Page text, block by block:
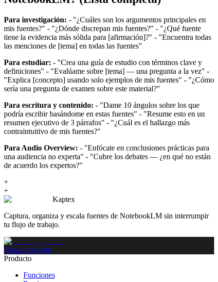
Para investigación: - "¿Cuáles son los argumentos principales en
mis fuentes?" - "¿Dónde discrepan mis fuentes?" - "¿Qué fuente
tiene la evidencia más sólida para [afirmación]?" - "Encuentra todas
las menciones de [tema] en todas las fuentes"
Para estudiar: - "Crea una guía de estudio con términos clave y
definiciones" - "Evalúame sobre [tema] — una pregunta a la vez" -
"Explica [concepto] usando solo ejemplos de mis fuentes" - "¿Cómo
sería una pregunta de examen sobre este material?"
Para escritura y contenido: - "Dame 10 ángulos sobre los que
podría escribir basándome en estas fuentes" - "Resume esto en un
resumen ejecutivo de 3 párrafos" - "¿Cuál es el hallazgo más
contraintuitivo de mis fuentes?"
Para Audio Overview: - "Enfócate en conclusiones prácticas para
una audiencia no experta" - "Cubre los debates — ¿en qué no están
de acuerdo los expertos?"
+
+
Kaptex
Captura, organiza y escala fuentes de NotebookLM sin interrumpir
tu flujo de trabajo.
Creado por Jon
Producto
Funciones